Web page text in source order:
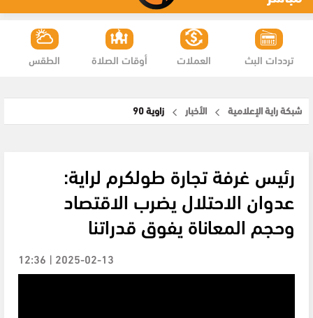
الطقس أوقات الصلاة العملات ترددات البث
شبكة راية الإعلامية الأخبار زاوية 90
رئيس غرفة تجارة طولكرم لراية:
عدوان الاحتلال يضرب الاقتصاد
وحجم المعاناة يفوق قدراتنا
2025-02-13 | 12:36